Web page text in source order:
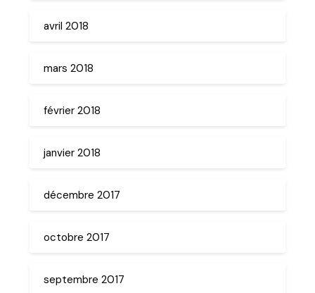
avril 2018
mars 2018
février 2018
janvier 2018
décembre 2017
octobre 2017
septembre 2017